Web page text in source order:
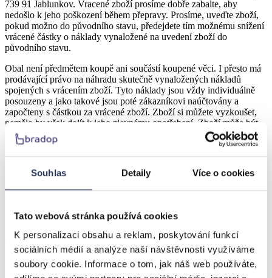
Souhlas Detaily Více o cookies
Tato webová stránka používá cookies
K personalizaci obsahu a reklam, poskytování funkcí
sociálních médií a analýze naší návštěvnosti využíváme
soubory cookie. Informace o tom, jak náš web používáte,
739 91 Jablunkov. Vracené zboží prosíme dobře zabalte, aby
nedošlo k jeho poškození během přepravy. Prosíme, uveďte zboží,
pokud možno do původního stavu, předejdete tím možnému snížení
vrácené částky o náklady vynaložené na uvedení zboží do
původního stavu.
Obal není předmětem koupě ani součástí koupené věci. I přesto má
prodávající právo na náhradu skutečně vynaložených nákladů
spojených s vrácením zboží. Tyto náklady jsou vždy individuálně
posouzeny a jako takové jsou poté zákazníkovi naúčtovány a
započteny s částkou za vrácené zboží. Zboží si můžete vyzkoušet,
nemělo by však dojít k jeho zjevnému opotřebení. Zboží může být
použito, ale je třeba myslet na náklady, které bude mít prodávající s
uvedením zboží do původního stavu a které mohou být požadovány
k úhradě. Tyto náklady mohou teoreticky dosáhnout i plné ceny
Spotřebitel je povinen zaslat nebo předat podnikateli bez zbytečného
nese spotřebitel náklady spojené s navrácením zboží prodávajícímu.
Odstoupí – li spotřebitel od smlouvy, vrátí mu podnikatel bez
zbytečného odkladu, nejpozději však do 14 ti dnů od vrácení zboží,
všechny peněžní prostředky včetně nákladů na dodání, které od
něho na základě smlouvy přijal, stejným způsobem.